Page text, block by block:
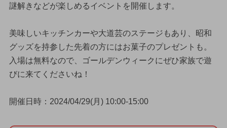
謎解きなどが楽しめるイベントを開催します。
美味しいキッチンカーや大道芸のステージもあり、昭和
グッズを持参した先着の方にはお菓子のプレゼントも。
入場は無料なので、ゴールデンウィークにぜひ家族で遊
びに来てくださいね！
開催日時：2024/04/29(月) 10:00-15:00